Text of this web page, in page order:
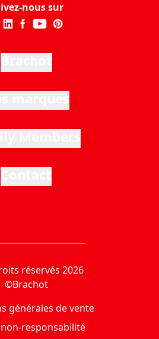
nous sur
réservés 2026
©Brachot
générales de vente
responsabilité